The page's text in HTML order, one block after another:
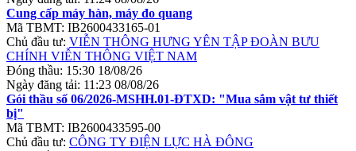
Cung cấp máy hàn, máy đo quang
Mã TBMT: IB2600433165-01
Chủ đầu tư: VIỄN THÔNG HƯNG YÊN TẬP ĐOÀN BƯU
CHÍNH VIỄN THÔNG VIỆT NAM
Đóng thầu: 15:30 18/08/26
Ngày đăng tải: 11:23 08/08/26
Gói thầu số 06/2026-MSHH.01-ĐTXD: "Mua sắm vật tư thiết
bị"
Mã TBMT: IB2600433595-00
Chủ đầu tư: CÔNG TY ĐIỆN LỰC HÀ ĐÔNG